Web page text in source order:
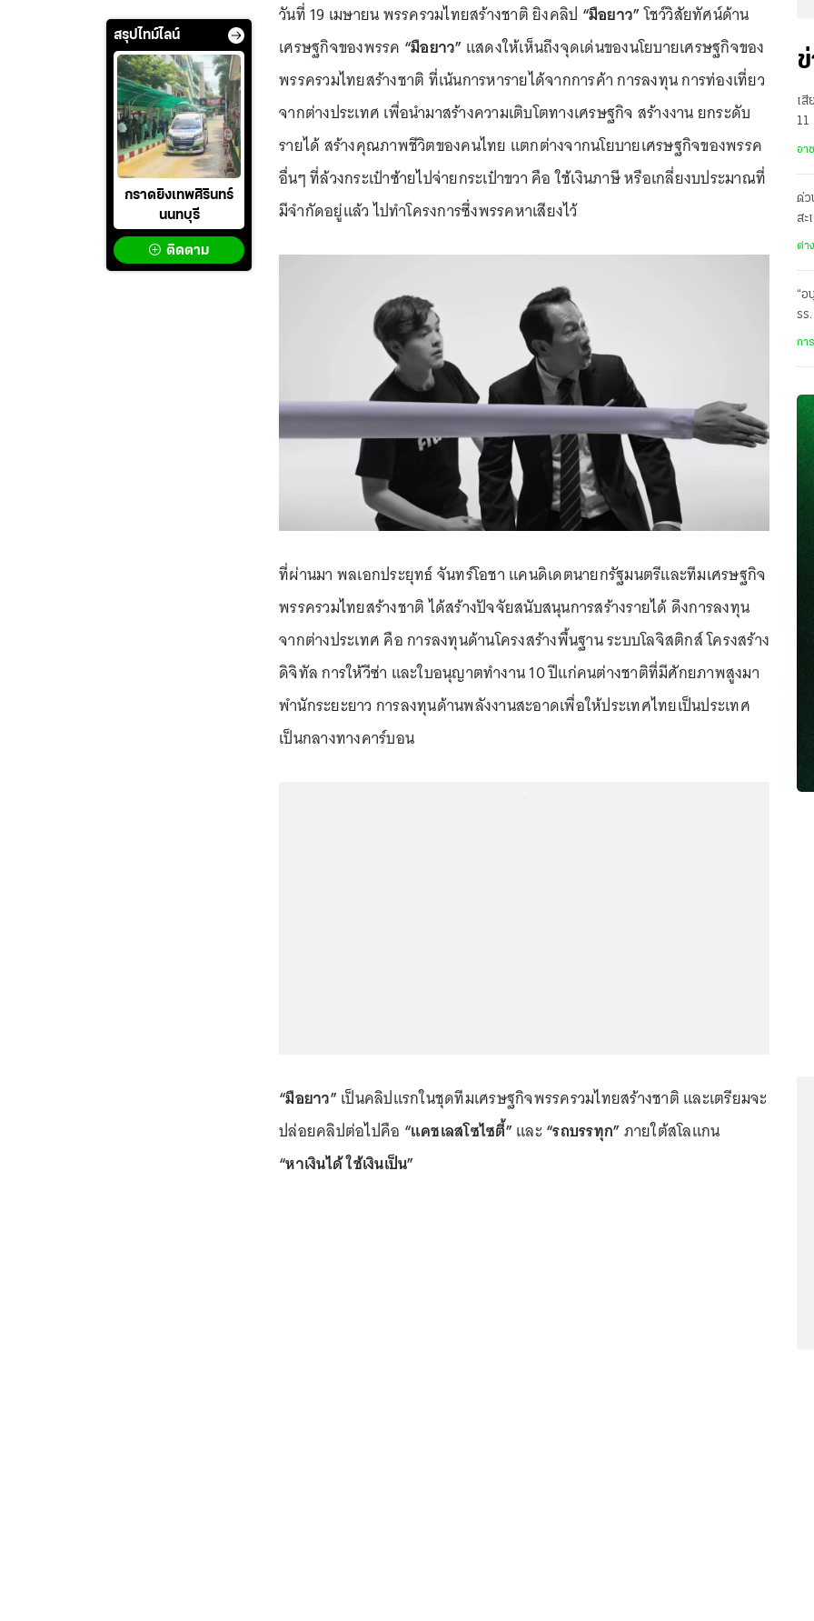
สรุปไทม์ไลน์
กราดยิงเทพศิรินทร์
นนทบุรี
ติดตาม
วันที่ 19 เมษายน พรรครวมไทยสร้างชาติ ยิงคลิป “มือยาว”โชว์วิสัยทัศน์ด้าน
เศรษฐกิจของพรรค “มือยาว” แสดงให้เห็นถึงจุดเด่นของนโยบายเศรษฐกิจของ
พรรครวมไทยสร้างชาติ ที่เน้นการหารายได้จากการค้า การลงทุน การท่องเที่ยว
จากต่างประเทศ เพื่อนำมาสร้างความเติบโตทางเศรษฐกิจ สร้างงาน ยกระดับ
รายได้ สร้างคุณภาพชีวิตของคนไทย แตกต่างจากนโยบายเศรษฐกิจของพรรค
อื่นๆ ที่ล้วงกระเป๋าซ้ายไปจ่ายกระเป๋าขวา คือ ใช้เงินภาษี หรือเกลี่ยงบประมาณที่
มีจำกัดอยู่แล้ว ไปทำโครงการซึ่งพรรคหาเสียงไว้
ที่ผ่านมา พลเอกประยุทธ์ จันทร์โอชา แคนดิเดตนายกรัฐมนตรีและทีมเศรษฐกิจ
พรรครวมไทยสร้างชาติ ได้สร้างปัจจัยสนับสนุนการสร้างรายได้ ดึงการลงทุน
จากต่างประเทศ คือ การลงทุนด้านโครงสร้างพื้นฐาน ระบบโลจิสติกส์ โครงสร้าง
ดิจิทัล การให้วีซ่า และใบอนุญาตทำงาน 10 ปีแก่คนต่างชาติที่มีศักยภาพสูงมา
พำนักระยะยาว การลงทุนด้านพลังงานสะอาดเพื่อให้ประเทศไทยเป็นประเทศ
เป็นกลางทางคาร์บอน
“มือยาว” เป็นคลิปแรกในชุดทีมเศรษฐกิจพรรครวมไทยสร้างชาติ และเตรียมจะ
ปล่อยคลิปต่อไปคือ “แคชเลสโซไซตี้” และ“รถบรรทุก” ภายใต้สโลแกน
“หาเงินได้ ใช้เงินเป็น”
เสี
11
อา
ด่ว
สะ
อ
ต่า
“อ
รร
กา